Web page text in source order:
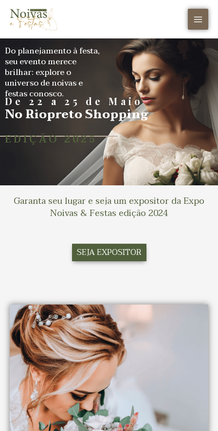
para
Do planejamento à festa,
seu evento merece
brilhar: explore o
universo de noivas e
festas conosco.
De 22 a 25 de Maio
No Riopreto Shopping
EDIÇÃO 2025
Garanta seu lugar e seja um expositor da Expo
Noivas & Festas edição 2024
SEJA EXPOSITOR